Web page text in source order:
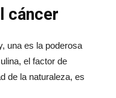
cáncer
una es la poderosa
el factor de
de la naturaleza, es